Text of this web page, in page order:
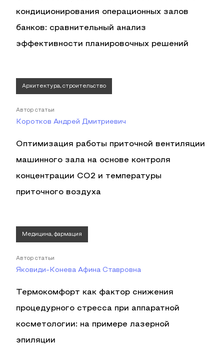
кондиционирования операционных залов
банков: сравнительный анализ
эффективности планировочных решений
Архитектура, строительство
Автор статьи
Коротков Андрей Дмитриевич
Оптимизация работы приточной вентиляции
машинного зала на основе контроля
концентрации СО2 и температуры
приточного воздуха
Медицина, фармация
Автор статьи
Яковиди-Конева Афина Ставровна
Термокомфорт как фактор снижения
процедурного стресса при аппаратной
косметологии: на примере лазерной
эпиляции